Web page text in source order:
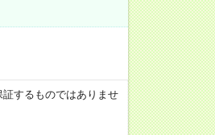
するものではありませ